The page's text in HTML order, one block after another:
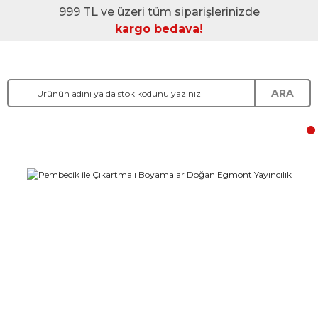
999 TL ve üzeri tüm siparişlerinizde
kargo bedava!
ARA